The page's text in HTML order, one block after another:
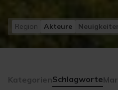
Region Akteure
KategorienSchlagworte